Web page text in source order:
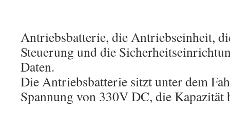
Antriebsbatterie, die Antriebseinheit,
Steuerung und die
Daten.
Die Antriebsbatterie sitzt unter dem
Spannung von 330V DC, die Kapazität